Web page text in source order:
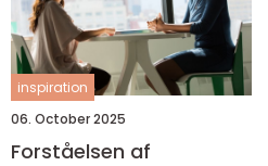
inspiration
06. October 2025
Forståelsen af